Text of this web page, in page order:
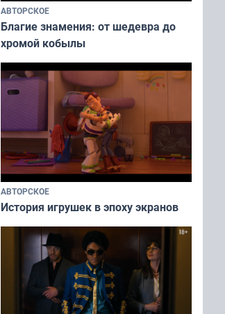
АВТОРСКОЕ
Благие знамения: от шедевра до
хромой кобылы
АВТОРСКОЕ
История игрушек в эпоху экранов